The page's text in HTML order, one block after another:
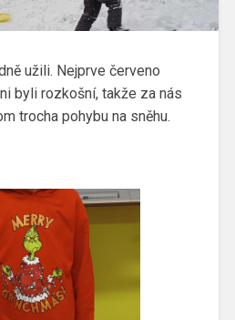
užili. Nejprve červeno
byli rozkošní, takže za nás
trocha pohybu na sněhu.